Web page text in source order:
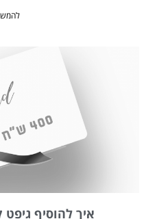
איך להוסיף